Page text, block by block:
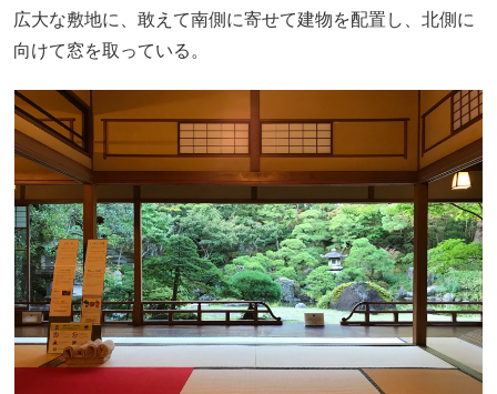
広大な敷地に、敢えて南側に寄せて建物を配置し、北側に
向けて窓を取っている。